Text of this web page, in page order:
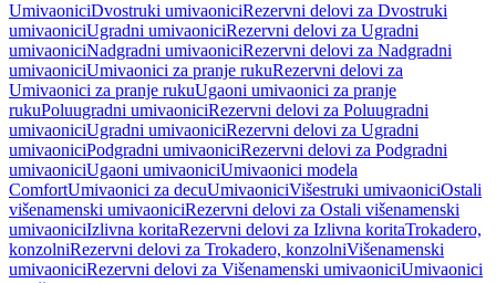
UmivaoniciDvostruki umivaoniciRezervni delovi za Dvostruki
umivaoniciUgradni umivaoniciRezervni delovi za Ugradni
umivaoniciNadgradni umivaoniciRezervni delovi za Nadgradni
umivaoniciUmivaonici za pranje rukuRezervni delovi za
Umivaonici za pranje rukuUgaoni umivaonici za pranje
rukuPoluugradni umivaoniciRezervni delovi za Poluugradni
umivaoniciUgradni umivaoniciRezervni delovi za Ugradni
umivaoniciPodgradni umivaoniciRezervni delovi za Podgradni
umivaoniciUgaoni umivaoniciUmivaonici modela
ComfortUmivaonici za decuUmivaoniciVišestruki umivaoniciOstali
višenamenski umivaoniciRezervni delovi za Ostali višenamenski
umivaoniciIzlivna koritaRezervni delovi za Izlivna koritaTrokadero,
konzolniRezervni delovi za Trokadero, konzolniVišenamenski
umivaoniciRezervni delovi za Višenamenski umivaoniciUmivaonici